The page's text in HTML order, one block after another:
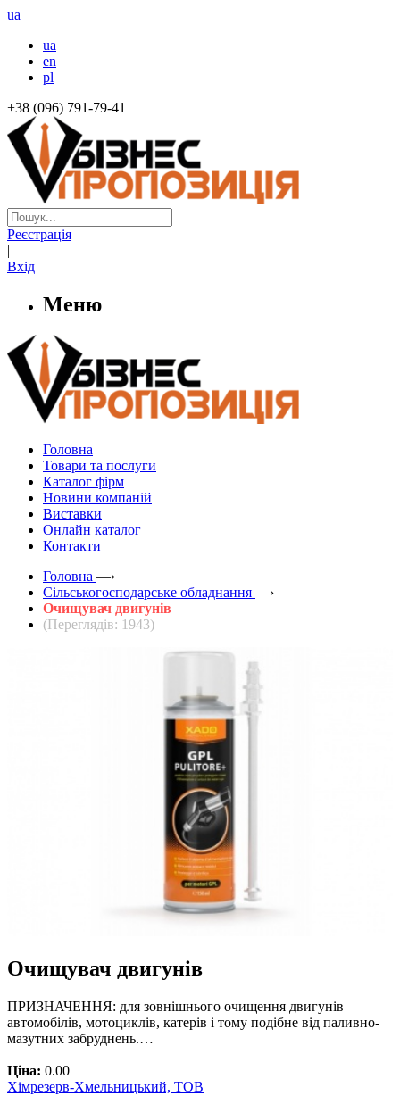
ua
ua
en
pl
+38 (096) 791-79-41
Реєстрація
|
Вхід
Меню
Головна
Товари та послуги
Каталог фірм
Новини компаній
Виставки
Онлайн каталог
Контакти
Головна —›
Сільськогосподарське обладнання —›
Очищувач двигунів
(Переглядів: 1943)
Очищувач двигунів
ПРИЗНАЧЕННЯ: для зовнішнього очищення двигунів
автомобілів, мотоциклів, катерів і тому подібне від паливно-
мазутних забруднень.…
Ціна: 0.00
Хімрезерв-Хмельницький, ТОВ